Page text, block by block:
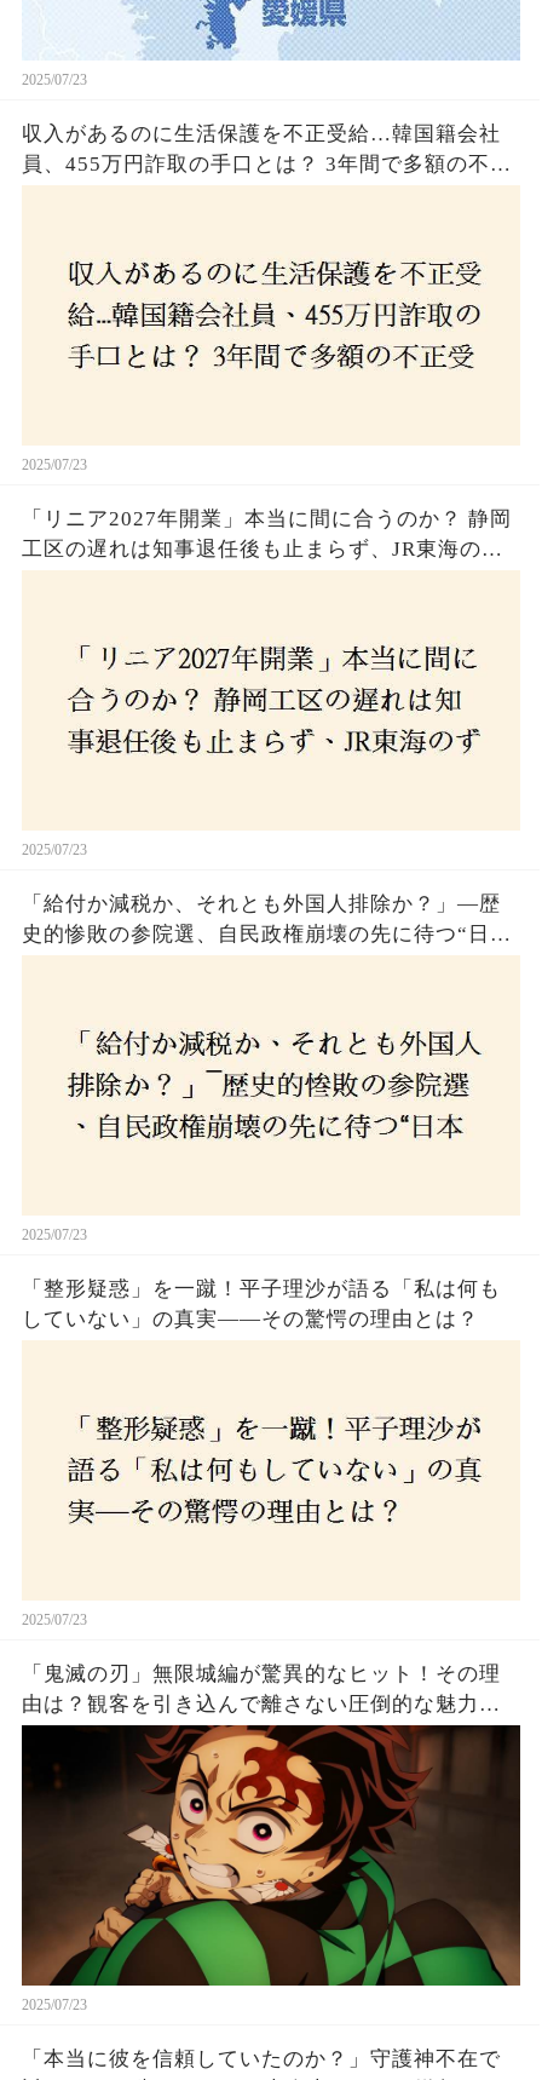
2025/07/23
収入があるのに生活保護を不正受給…韓国籍会社
員、455万円詐取の手口とは？ 3年間で多額の不正
2025/07/23
「リニア2027年開業」本当に間に合うのか？ 静岡
工区の遅れは知事退任後も止まらず、JR東海のず
2025/07/23
「給付か減税か、それとも外国人排除か？」―歴
史的惨敗の参院選、自民政権崩壊の先に待つ“日本
2025/07/23
「整形疑惑」を一蹴！平子理沙が語る「私は何も
していない」の真実——その驚愕の理由とは？
2025/07/23
「鬼滅の刃」無限城編が驚異的なヒット！その理
由は？観客を引き込んで離さない圧倒的な魅力と
2025/07/23
「本当に彼を信頼していたのか？」守護神不在で